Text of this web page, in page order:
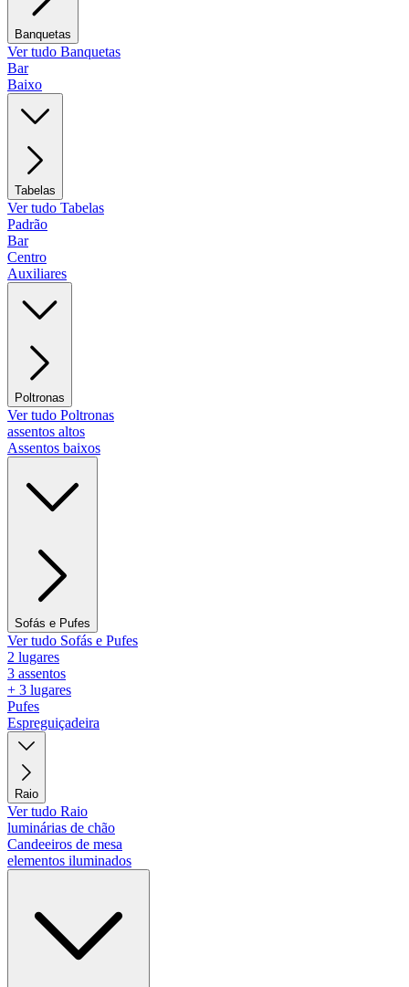
Banquetas
Ver tudo Banquetas
Bar
Baixo
Tabelas
Ver tudo Tabelas
Padrão
Bar
Centro
Auxiliares
Poltronas
Ver tudo Poltronas
assentos altos
Assentos baixos
Sofás e Pufes
Ver tudo Sofás e Pufes
2 lugares
3 assentos
+ 3 lugares
Pufes
Espreguiçadeira
Raio
Ver tudo Raio
luminárias de chão
Candeeiros de mesa
elementos iluminados